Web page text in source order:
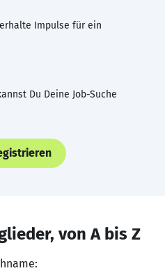
Impulse für ein
Du Deine Job-Suche
von A bis Z